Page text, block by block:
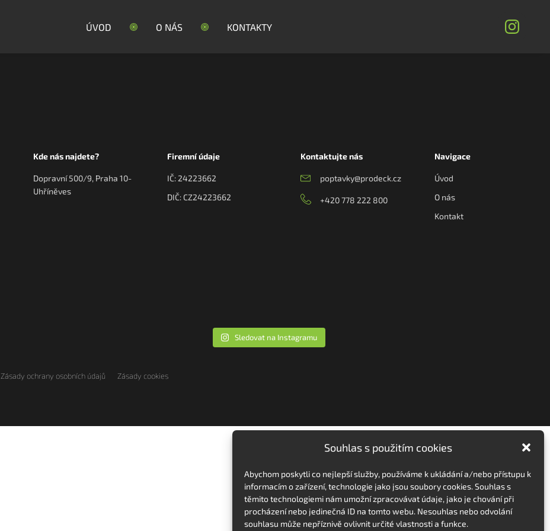
Souhlas s použitím cookies
Abychom poskytli co nejlepší služby, používáme k ukládání a/nebo přístupu k
informacím o zařízení, technologie jako jsou soubory cookies. Souhlas s
těmito technologiemi nám umožní zpracovávat údaje, jako je chování při
procházení nebo jedinečná ID na tomto webu. Nesouhlas nebo odvolání
souhlasu může nepříznivě ovlivnit určité vlastnosti a funkce.
ÚVOD O NÁS KONTAKTY
Kde nás najdete?
Dopravní 500/9, Praha 10-
Uhříněves
Firemní údaje
IČ: 24223662
DIČ: CZ24223662
Kontaktujte nás
poptavky@prodeck.cz
+420 778 222 800
Navigace
Úvod
O nás
Kontakt
Sledovat na Instagramu
Zásady ochrany osobních údajů Zásady cookies